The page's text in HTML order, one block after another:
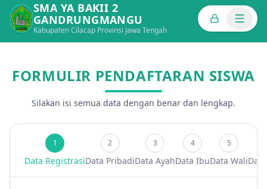
SMA YA BAKII 2
GANDRUNGMANGU
Kabupaten Cilacap Provinsi Jawa Tengah
FORMULIR PENDAFTARAN SISWA
Silakan isi semua data dengan benar dan lengkap.
1
Data Registrasi
2
Data Pribadi
3
Data Ayah
4
Data Ibu
5
Data Wali